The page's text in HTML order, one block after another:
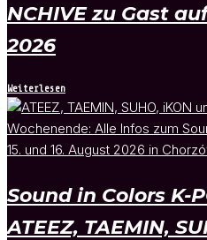
NCHIVE zu Gast
2026
Weiterlesen
Sound in Colors K-
ATEEZ, TAEMIN,